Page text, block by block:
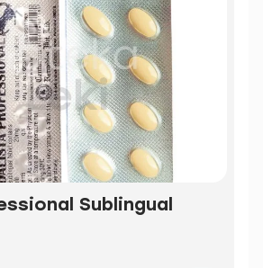
Sublingual